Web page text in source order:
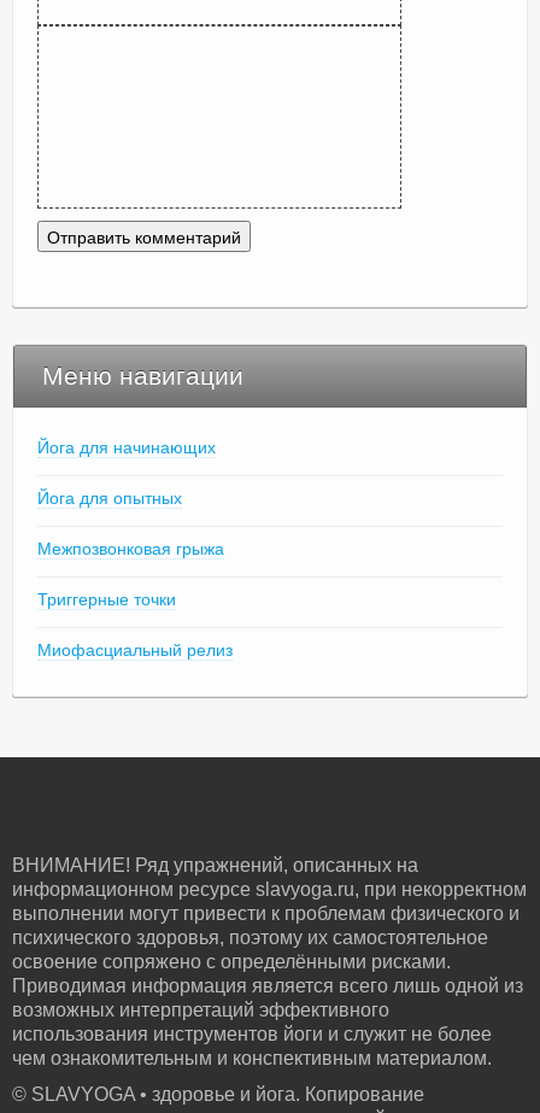
Меню навигации
Йога для начинающих
Йога для опытных
Межпозвонковая грыжа
Триггерные точки
Миофасциальный релиз
ВНИМАНИЕ! Ряд упражнений, описанных на
информационном ресурсе slavyoga.ru, при некорректном
выполнении могут привести к проблемам физического и
психического здоровья, поэтому их самостоятельное
освоение сопряжено с определёнными рисками.
Приводимая информация является всего лишь одной из
возможных интерпретаций эффективного
использования инструментов йоги и служит не более
чем ознакомительным и конспективным материалом.
© SLAVYOGA • здоровье и йога. Копирование